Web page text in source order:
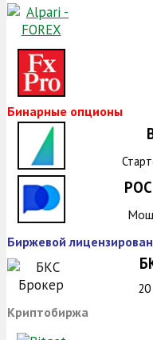
Бинарные опционы
Биржевой
Криптобиржа